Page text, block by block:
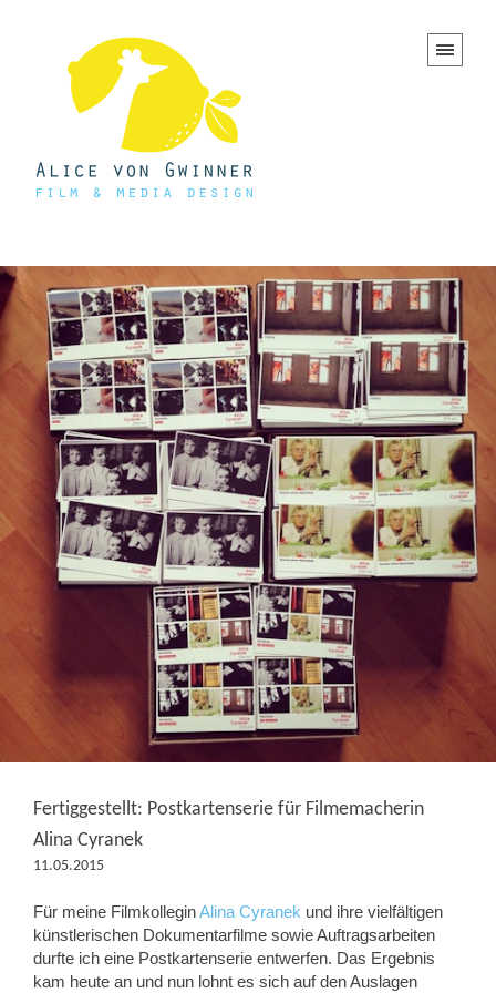
Fertiggestellt: Postkartenserie für Filmemacherin
Alina Cyranek
11.05.2015
Für meine FilmkolleginAlina Cyranek und ihre vielfältigen
künstlerischen Dokumentarfilme sowie Auftragsarbeiten
durfte ich eine Postkartenserie entwerfen. Das Ergebnis
kam heute an und nun lohnt es sich auf den Auslagen